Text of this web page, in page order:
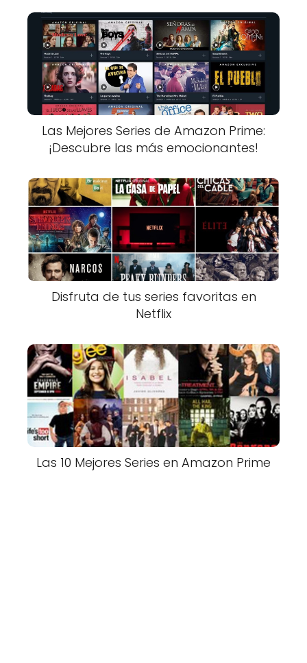
Las Mejores Series de Amazon Prime:
¡Descubre las más emocionantes!
Disfruta de tus series favoritas en
Netflix
Las 10 Mejores Series en Amazon Prime